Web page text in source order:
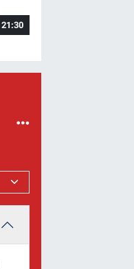
21:30